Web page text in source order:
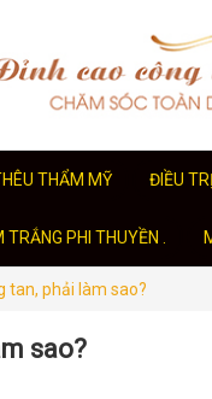
THẨM MỸ ĐIỀU
TRẮNG PHI THUYỀN .
tan, phải làm sao?
sao?